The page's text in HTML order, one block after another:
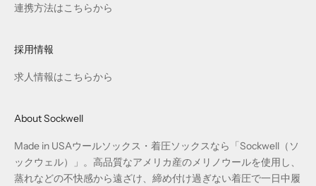
連携方法はこちらから
採用情報
求人情報はこちらから
About Sockwell
Made in USAウールソックス・着圧ソックスなら「Sockwell（ソ
ックウェル）」。高品質なアメリカ産のメリノウールを使用し、
蒸れなどの不快感から遠ざけ、締め付け過ぎない着圧で一日中履